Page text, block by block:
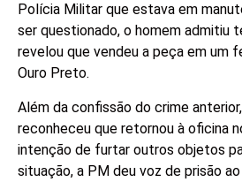
Polícia Militar que estava em
ser questionado, o homem admitiu
revelou que vendeu a peça em um
Ouro Preto.
Além da confissão do crime
reconheceu que retornou à oficina
intenção de furtar outros objetos
situação, a PM deu voz de prisão